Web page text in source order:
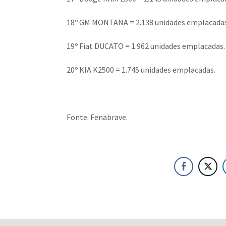
18º GM MONTANA = 2.138 unidades
19º Fiat DUCATO = 1.962 unidades emplacadas.
20º KIA K2500 = 1.745 unidades emplacadas.
Fonte: Fenabrave.